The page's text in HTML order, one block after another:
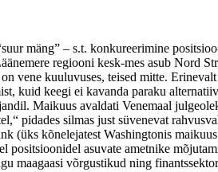
mäng” – s.t. konkureerimine
regiooni kesk-mes asub Nord
vene kuuluvuses, teised mitte.
kuid keegi ei kavanda paraku
Maikuus avaldati Venemaal
pidades silmas just süvenevat
(üks kõnelejatest Washingtonis
asuvate ametnike
võrgustikud ning